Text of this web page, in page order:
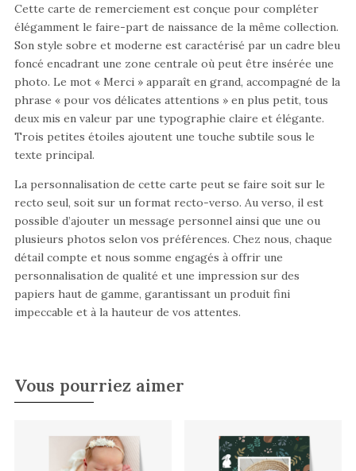
Cette carte de remerciement est conçue pour compléter
élégamment le faire-part de naissance de la même collection.
Son style sobre et moderne est caractérisé par un cadre bleu
foncé encadrant une zone centrale où peut être insérée une
photo. Le mot « Merci » apparaît en grand, accompagné de la
phrase « pour vos délicates attentions » en plus petit, tous
deux mis en valeur par une typographie claire et élégante.
Trois petites étoiles ajoutent une touche subtile sous le
texte principal.
La personnalisation de cette carte peut se faire soit sur le
recto seul, soit sur un format recto-verso. Au verso, il est
possible d’ajouter un message personnel ainsi que une ou
plusieurs photos selon vos préférences. Chez nous, chaque
détail compte et nous somme engagés à offrir une
personnalisation de qualité et une impression sur des
papiers haut de gamme, garantissant un produit fini
impeccable et à la hauteur de vos attentes.
Vous pourriez aimer